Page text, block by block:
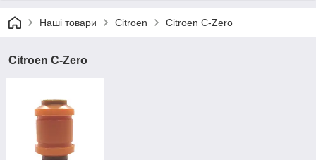
Наші товари Citroen Citroen C-Zero
Citroen C-Zero